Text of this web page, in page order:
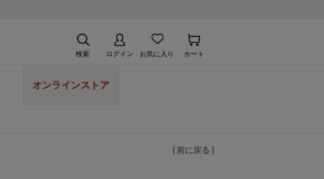
検索 ログイン お気に入り カート
オンラインストア
[ 前に戻る ]